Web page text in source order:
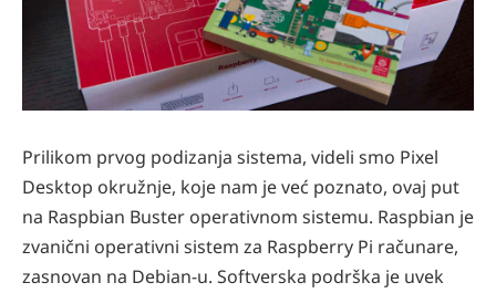
Prilikom prvog podizanja sistema, videli smo Pixel
Desktop okružnje, koje nam je već poznato, ovaj put
na Raspbian Buster operativnom sistemu. Raspbian je
zvanični operativni sistem za Raspberry Pi računare,
zasnovan na Debian-u. Softverska podrška je uvek